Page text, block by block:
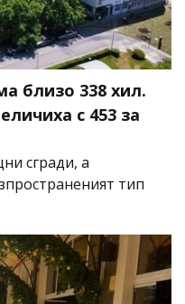
близо 338 хил.
с 453 за
сгради, а
тип